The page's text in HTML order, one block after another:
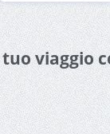
viaggio